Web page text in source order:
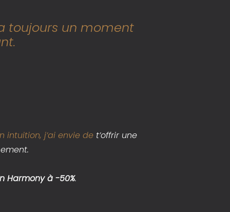
toujours un moment
intuition, j’ai envie de t’offrir une
Harmony à -50%.